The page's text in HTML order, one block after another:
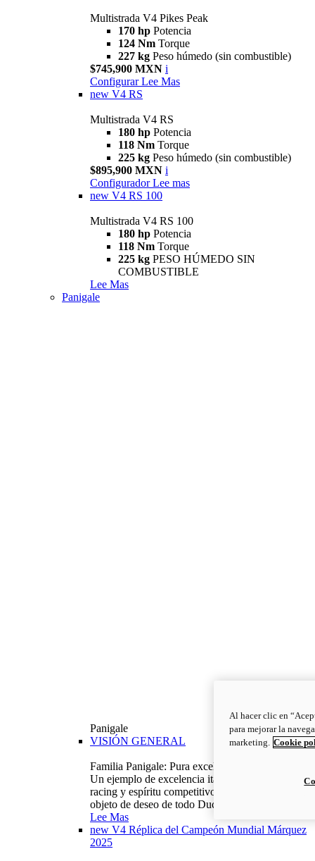
Multistrada V4 Pikes Peak
170 hp Potencia
124 Nm Torque
227 kg Peso húmedo (sin combustible)
$745,900 MXN i
Configurar Lee Mas
new V4 RS
Multistrada V4 RS
180 hp Potencia
118 Nm Torque
225 kg Peso húmedo (sin combustible)
$895,900 MXN i
Configurador Lee mas
new V4 RS 100
Multistrada V4 RS 100
180 hp Potencia
118 Nm Torque
225 kg PESO HÚMEDO SIN
COMBUSTIBLE
Lee Mas
Panigale
Panigale
VISIÓN GENERAL
Familia Panigale: Pura excelencia italiana.
Un ejemplo de excelencia italiana, con ADN
racing y espíritu competitivo: la Panigale es el
objeto de deseo de todo Ducatista.
Lee Mas
new V4 Réplica del Campeón Mundial Márquez
2025
Al hacer clic en
para mejorar la
marketing. Cookie